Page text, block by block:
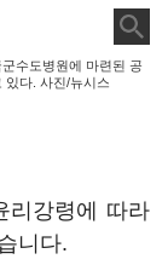
수도병원에 마련된 공
있다. 사진/뉴시스
리강령에 따라
니다.